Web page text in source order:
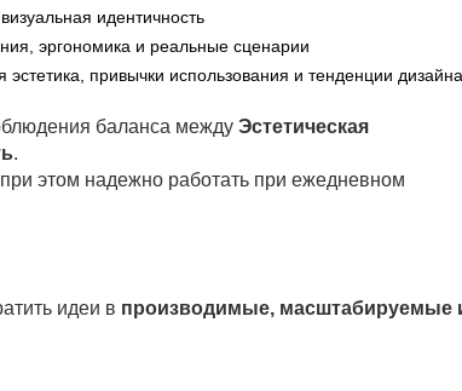
идентичность
эргономика и реальные сценарии
эстетика, привычки использования и тенденции дизайна
баланса между Эстетическая
.
этом надежно работать при ежедневном
идеи в производимые, масштабируемые